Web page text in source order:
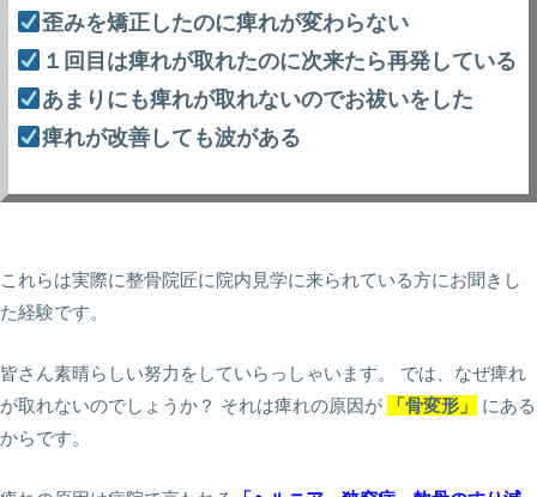
歪みを矯正したのに痺れが変わらない
１回目は痺れが取れたのに次来たら再発している
あまりにも痺れが取れないのでお祓いをした
痺れが改善しても波がある
これらは実際に整骨院匠に院内見学に来られている方にお聞きし
た経験です。
皆さん素晴らしい努力をしていらっしゃいます。 では、なぜ痺れ
が取れないのでしょうか？ それは痺れの原因が
「骨変形」
にある
からです。